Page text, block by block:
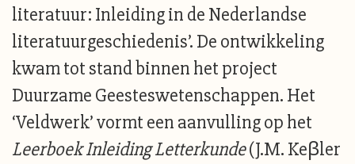
literatuur: Inleiding in de Nederlandse
literatuurgeschiedenis’. De ontwikkeling
kwam tot stand binnen het project
Duurzame Geesteswetenschappen. Het
‘Veldwerk’ vormt een aanvulling op het
Leerboek Inleiding Letterkunde(J.M. Keβler